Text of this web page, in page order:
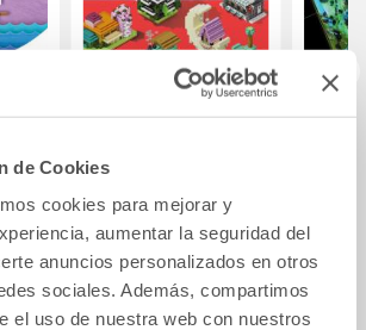
de Cookies
cookies para mejorar y
aumentar la seguridad del
anuncios personalizados en otros
sociales. Además, compartimos
el uso de nuestra web con nuestros
5
Miniconstruccione
16,90€
Comprar